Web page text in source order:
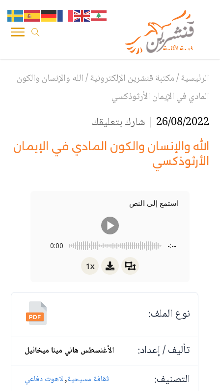
الرئيسية/مكتبة قنشرين الإلكترونية/الله والإنسان والكون
المادي في الإيمان الأرثوذكسي
26/08/2022 | شارك بتعليقك
الله والإنسان والكون المادي في الإيمان
الأرثوذكسي
استمع إلى النص
0:00 -:--
1x
نوع الملف:
تأليف / إعداد:
الأغنسطس هاني مينا ميخائيل
التصنيف: ثقافة مسيحية,لاهوت دفاعي